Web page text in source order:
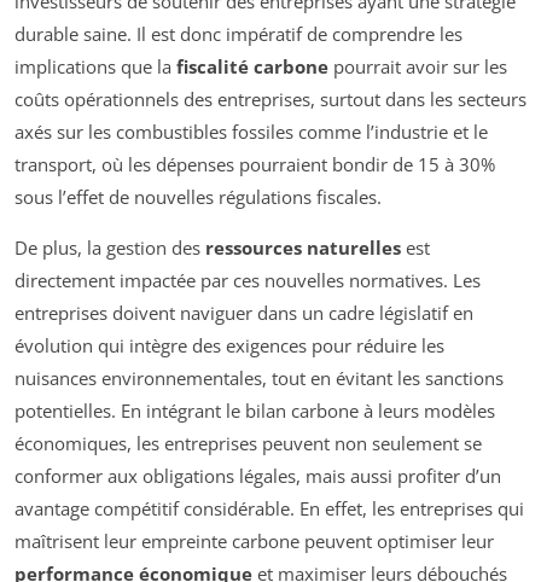
durable saine. Il est donc impératif de comprendre les
implications que la fiscalité carbone pourrait avoir sur les
coûts opérationnels des entreprises, surtout dans les secteurs
axés sur les combustibles fossiles comme l’industrie et le
transport, où les dépenses pourraient bondir de 15 à 30%
sous l’effet de nouvelles régulations fiscales.
De plus, la gestion des ressources naturelles est
directement impactée par ces nouvelles normatives. Les
entreprises doivent naviguer dans un cadre législatif en
évolution qui intègre des exigences pour réduire les
nuisances environnementales, tout en évitant les sanctions
potentielles. En intégrant le bilan carbone à leurs modèles
économiques, les entreprises peuvent non seulement se
conformer aux obligations légales, mais aussi profiter d’un
avantage compétitif considérable. En effet, les entreprises qui
maîtrisent leur empreinte carbone peuvent optimiser leur
performance économique et maximiser leurs débouchés